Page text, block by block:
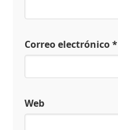
Correo electrónico*
Web